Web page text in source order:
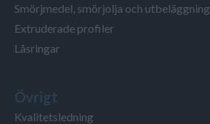
Smörjmedel, smörjolja och utbeläggning
Extruderade profiler
Låsringar
Övrigt
Kvalitetsledning